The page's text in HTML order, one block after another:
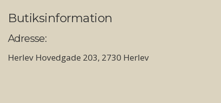
Butiksinformation
Adresse:
Herlev Hovedgade 203, 2730 Herlev